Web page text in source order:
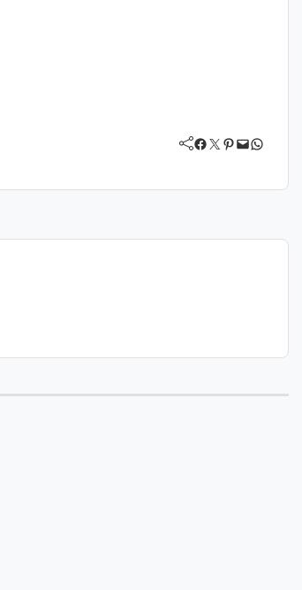
Facebook Twitter Pinterest Mail WhatsApp